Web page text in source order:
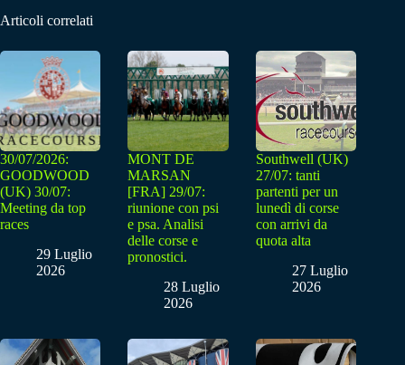
Articoli correlati
30/07/2026:
GOODWOOD
(UK) 30/07:
Meeting da top
races
29 Luglio
2026
MONT DE
MARSAN
[FRA] 29/07:
riunione con psi
e psa. Analisi
delle corse e
pronostici.
28 Luglio
2026
Southwell (UK)
27/07: tanti
partenti per un
lunedì di corse
con arrivi da
quota alta
27 Luglio
2026